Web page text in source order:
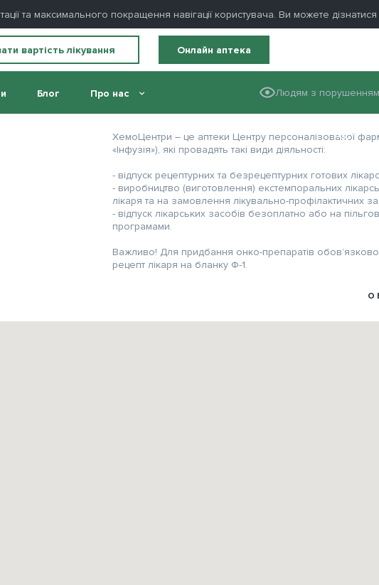
та максимального покращення навігації користувача. Ви можете
вартість лікування Онлайн аптека
Людям з
Блог Про нас
ХемоЦентри – це аптеки Центру персоналізованої
«Інфузія»), які провадять такі види діяльності:
- відпуск рецептурних та безрецептурних готових
- виробництво (виготовлення) екстемпоральних
лікаря та на замовлення лікувально-профілактичних
- відпуск лікарських засобів безоплатно або на
програмами.
Важливо! Для придбання онко-препаратів обов’язково
рецепт лікаря на бланку Ф-1.